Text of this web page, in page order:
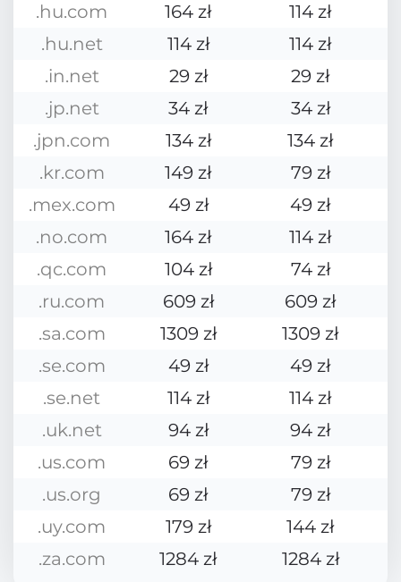
.hu.com
164 zł
114 zł
.hu.net
114 zł
114 zł
.in.net
29 zł
29 zł
.jp.net
34 zł
34 zł
.jpn.com
134 zł
134 zł
.kr.com
149 zł
79 zł
.mex.com
49 zł
49 zł
.no.com
164 zł
114 zł
.qc.com
104 zł
74 zł
.ru.com
609 zł
609 zł
.sa.com
1309 zł 1309 zł
.se.com
49 zł
49 zł
.se.net
114 zł
114 zł
.uk.net
94 zł
94 zł
.us.com
69 zł
79 zł
.us.org
69 zł
79 zł
.uy.com
179 zł
144 zł
.za.com
1284 zł 1284 zł